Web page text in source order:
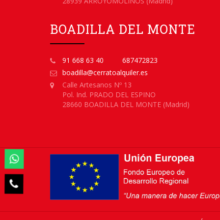


BOADILLA DEL MONTE
91 668 63 40
687472823
boadilla@cerratoalquiler.es
Calle Artesanos Nº 13
Pol. Ind. PRADO DEL ESPINO
28660 BOADILLA DEL MONTE (Madrid)